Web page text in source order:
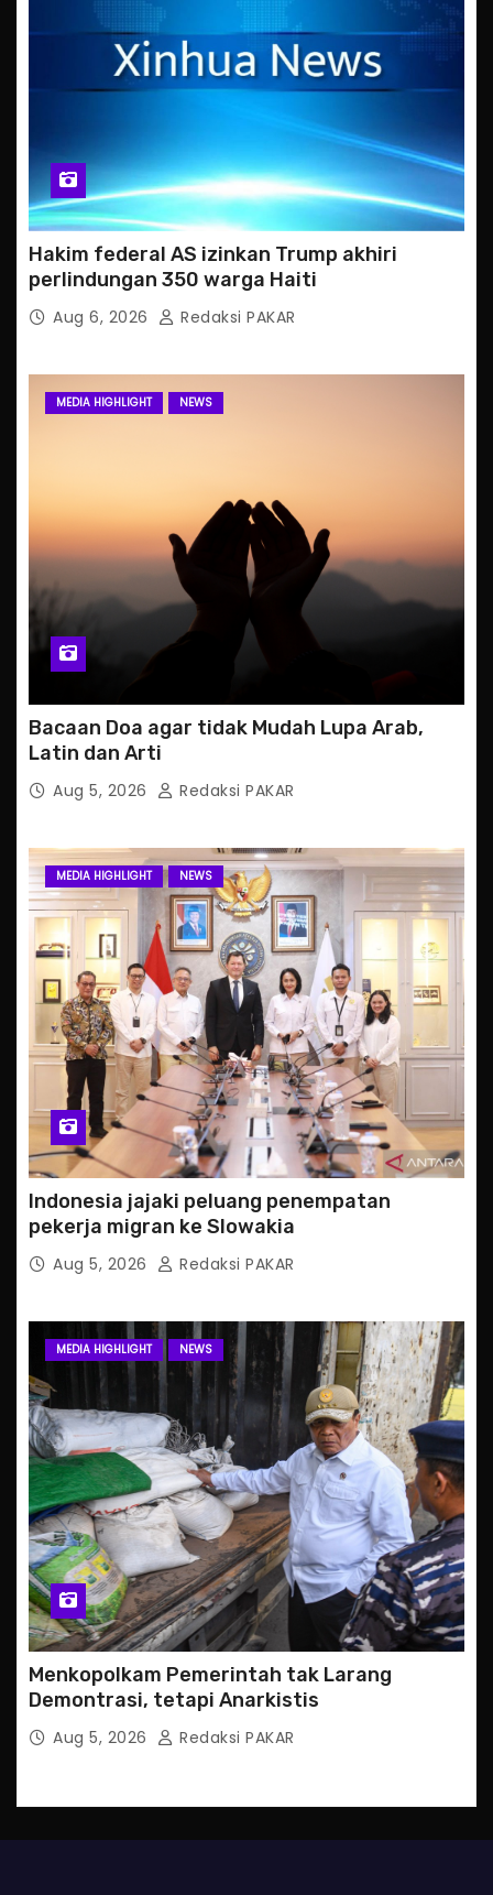
Hakim federal AS izinkan Trump akhiri
perlindungan 350 warga Haiti
Aug 6, 2026 Redaksi PAKAR
MEDIA HIGHLIGHT NEWS
Bacaan Doa agar tidak Mudah Lupa Arab,
Latin dan Arti
Aug 5, 2026 Redaksi PAKAR
MEDIA HIGHLIGHT NEWS
Indonesia jajaki peluang penempatan
pekerja migran ke Slowakia
Aug 5, 2026 Redaksi PAKAR
MEDIA HIGHLIGHT NEWS
Menkopolkam Pemerintah tak Larang
Demontrasi, tetapi Anarkistis
Aug 5, 2026 Redaksi PAKAR